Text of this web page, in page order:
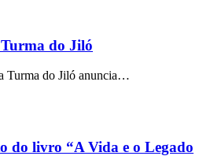
do Jiló
Turma do Jiló anuncia…
do livro “A Vida e o Legado